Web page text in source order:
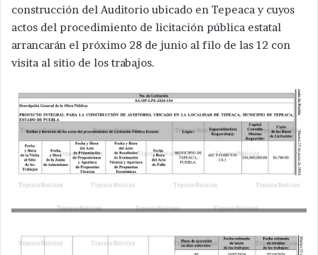
construcción del Auditorio ubicado en Tepeaca y cuyos
actos del procedimiento de licitación pública estatal
arrancarán el próximo 28 de junio al filo de las 12 con
visita al sitio de los trabajos.